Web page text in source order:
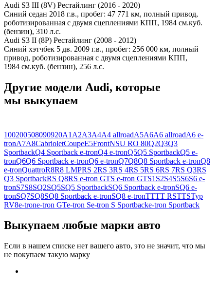
Audi S3 III (8V) Рестайлинг (2016 - 2020)
Синий седан 2018 г.в., пробег: 47 771 км, полный привод,
роботизированная с двумя сцеплениями КПП, 1984 см.куб.
(бензин), 310 л.с.
Audi S3 II (8P) Рестайлинг (2008 - 2012)
Синий хэтчбек 5 дв. 2009 г.в., пробег: 256 000 км, полный
привод, роботизированная с двумя сцеплениями КПП,
1984 см.куб. (бензин), 256 л.с.
Другие модели Audi, которые
мы выкупаем
100200508090920A1 A2A3A4A4 allroadA5A6A6 allroadA6 e-
tronA7A8CabrioletCoupeE5FrontNSU RO 80Q2Q3Q3
SportbackQ4 Sportback e-tronQ4 e-tronQ5Q5 SportbackQ5 e-
tronQ6Q6 Sportback e-tronQ6 e-tronQ7Q8Q8 Sportback e-tronQ8
e-tronQuattroR8R8 LMPRS 2RS 3RS 4RS 5RS 6RS 7RS Q3RS
Q3 SportbackRS Q8RS e-tron GTS e-tron GTS1 S2S4S5S6S6 e-
tronS7S8SQ2SQ5SQ5 SportbackSQ6 Sportback e-tronSQ6 e-
tronSQ7SQ8SQ8 Sportback e-tronSQ8 e-tronTTTT RSTTSTyp
RV8e-trone-tron GTe-tron Se-tron S Sportbacke-tron Sportback
Выкупаем любые марки авто
Если в нашем списке нет вашего авто, это не значит, что мы
не покупаем такую марку